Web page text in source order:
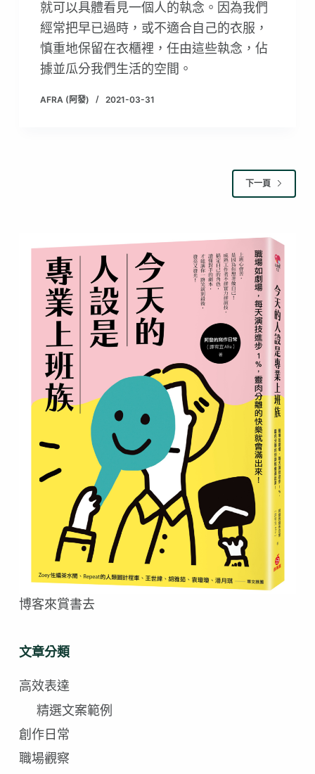
就可以具體看見一個人的執念。因為我們
經常把早已過時，或不適合自己的衣服，
慎重地保留在衣櫃裡，任由這些執念，佔
據並瓜分我們生活的空間。
AFRA (阿發) 2021-03-31
下一頁
博客來賞書去
文章分類
高效表達
精選文案範例
創作日常
職場觀察